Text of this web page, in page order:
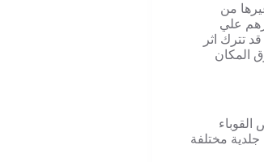
من
علي
تترك اثر
المكان
جلدية مختلفة